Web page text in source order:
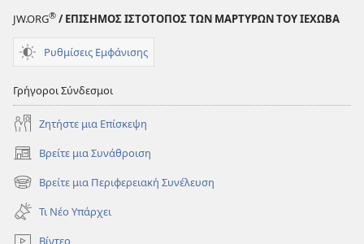
Βιβλίο;Βιβλίο;
JW.ORG® / ΕΠΙΣΗΜΟΣ ΙΣΤΟΤΟΠΟΣ ΤΩΝ ΜΑΡΤΥΡΩΝ ΤΟΥ ΙΕΧΩΒΑ
Ρυθμίσεις Εμφάνισης
Γρήγοροι Σύνδεσμοι
Ζητήστε μια Επίσκεψη
Βρείτε μια Συνάθροιση
(ανοίγει
νέο
παράθυρο)
Βρείτε μια Περιφερειακή Συνέλευση
(ανοίγει
νέο
παράθυρο)
Τι Νέο Υπάρχει
Βίντεο